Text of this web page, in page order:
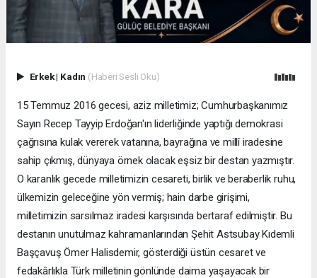
Erkek| Kadın (Haberi Sesli Oku)
15 Temmuz 2016 gecesi, aziz milletimiz; Cumhurbaşkanımız
Sayın Recep Tayyip Erdoğan'ın liderliğinde yaptığı demokrasi
çağrısına kulak vererek vatanına, bayrağına ve millî iradesine
sahip çıkmış, dünyaya örnek olacak eşsiz bir destan yazmıştır.
O karanlık gecede milletimizin cesareti, birlik ve beraberlik ruhu,
ülkemizin geleceğine yön vermiş; hain darbe girişimi,
milletimizin sarsılmaz iradesi karşısında bertaraf edilmiştir. Bu
destanın unutulmaz kahramanlarından Şehit Astsubay Kıdemli
Başçavuş Ömer Halisdemir, gösterdiği üstün cesaret ve
fedakârlıkla Türk milletinin gönlünde daima yaşayacak bir